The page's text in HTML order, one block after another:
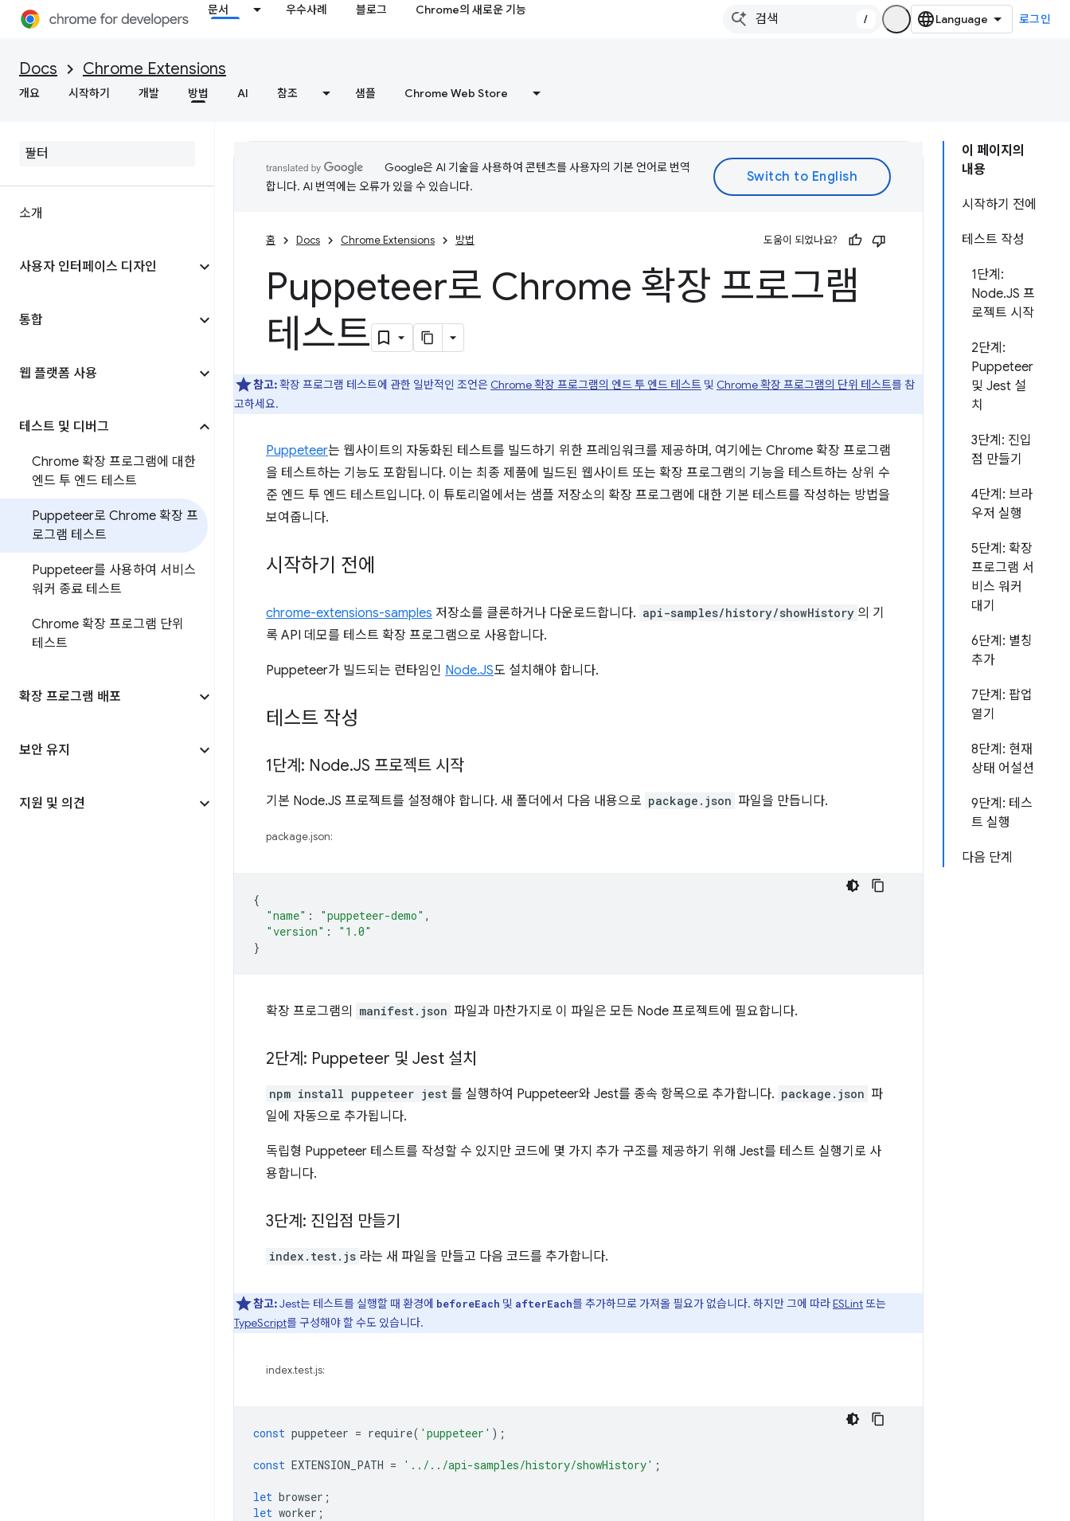
문서 우수사례 블로그 Chrome의 새로운 기능
/ 로그인
Docs Chrome Extensions
개요 시작하기 개발 방법 AI 참조 샘플 Chrome Web Store
소개
사용자 인터페이스 디자인
통합
웹 플랫폼 사용
테스트 및 디버그
Chrome 확장 프로그램에 대한
엔드 투 엔드 테스트
Puppeteer로 Chrome 확장 프
로그램 테스트
Puppeteer를 사용하여 서비스
워커 종료 테스트
Chrome 확장 프로그램 단위
테스트
확장 프로그램 배포
보안 유지
지원 및 의견
이 페이지의
내용
시작하기 전에
테스트 작성
1단계:
Node.JS 프
로젝트 시작
2단계:
Puppeteer
및 Jest 설
치
3단계: 진입
점 만들기
4단계: 브라
우저 실행
5단계: 확장
프로그램 서
비스 워커
대기
6단계: 별칭
추가
7단계: 팝업
열기
8단계: 현재
상태 어설션
9단계: 테스
트 실행
다음 단계
Google은 AI 기술을 사용하여 콘텐츠를 사용자의 기본 언어로 번역
합니다. AI 번역에는 오류가 있을 수 있습니다.
홈 Docs Chrome Extensions 방법 도움이 되었나요?
Puppeteer로 Chrome 확장 프로그램
테스트
참고:확장 프로그램 테스트에 관한 일반적인 조언은 Chrome 확장 프로그램의 엔드 투 엔드 테스트 및 Chrome 확장 프로그램의 단위 테스트를 참
고하세요.
Puppeteer는 웹사이트의 자동화된 테스트를 빌드하기 위한 프레임워크를 제공하며, 여기에는 Chrome 확장 프로그램
을 테스트하는 기능도 포함됩니다. 이는 최종 제품에 빌드된 웹사이트 또는 확장 프로그램의 기능을 테스트하는 상위 수
준 엔드 투 엔드 테스트입니다. 이 튜토리얼에서는 샘플 저장소의 확장 프로그램에 대한 기본 테스트를 작성하는 방법을
보여줍니다.
시작하기 전에
chrome-extensions-samples 저장소를 클론하거나 다운로드합니다. api-samples/history/showHistory 의 기
록 API 데모를 테스트 확장 프로그램으로 사용합니다.
Puppeteer가 빌드되는 런타임인 Node.JS도 설치해야 합니다.
테스트 작성
1단계: Node.JS 프로젝트 시작
기본 Node.JS 프로젝트를 설정해야 합니다. 새 폴더에서 다음 내용으로 package.json 파일을 만듭니다.
package.json:
{
"name" : "puppeteer-demo" ,
"version" :
"1.0"
}
확장 프로그램의 manifest.json 파일과 마찬가지로 이 파일은 모든 Node 프로젝트에 필요합니다.
2단계: Puppeteer 및 Jest 설치
npm install puppeteer jest 를 실행하여 Puppeteer와 Jest를 종속 항목으로 추가합니다. package.json 파
일에 자동으로 추가됩니다.
독립형 Puppeteer 테스트를 작성할 수 있지만 코드에 몇 가지 추가 구조를 제공하기 위해 Jest를 테스트 실행기로 사
용합니다.
3단계: 진입점 만들기
index.test.js 라는 새 파일을 만들고 다음 코드를 추가합니다.
참고:Jest는 테스트를 실행할 때 환경에 beforeEach 및 afterEach를 추가하므로 가져올 필요가 없습니다. 하지만 그에 따라ESLint 또는
TypeScript를 구성해야 할 수도 있습니다.
index.test.js:
const puppeteer = require( 'puppeteer' );
const EXTENSION_PATH = '../../api-samples/history/showHistory' ;
let browser ;
let worker ;